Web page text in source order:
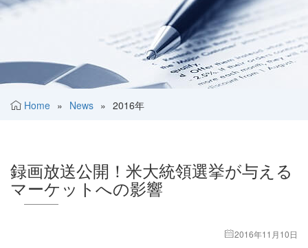
Home » News » 2016年
録画放送公開！米大統領選挙が与える
マーケットへの影響
2016年11月10日